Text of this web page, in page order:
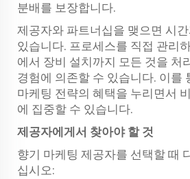
분배를 보장합니다.
제공자와 파트너십을 맺으면 시
있습니다. 프로세스를 직접 관리
에서 장비 설치까지 모든 것을 처
경험에 의존할 수 있습니다. 이를
마케팅 전략의 혜택을 누리면서
에 집중할 수 있습니다.
제공자에게서 찾아야 할 것
향기 마케팅 제공자를 선택할 때
십시오: